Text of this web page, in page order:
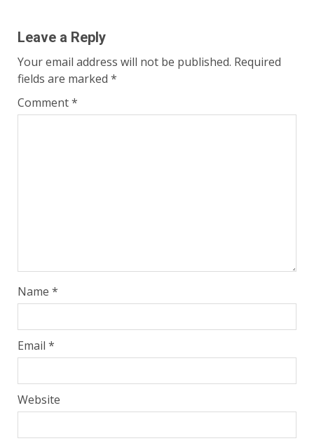
Leave a Reply
Your email address will not be published. Required
fields are marked *
Comment*
Name *
Email *
Website